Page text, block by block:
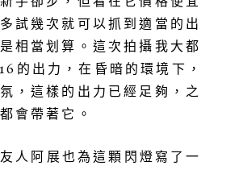
試幾次就可以抓到適當的出
相當划算。這次拍攝我大都
的出力，在昏暗的環境下，
，這樣的出力已經足夠，之
會帶著它。
人阿展也為這顆閃燈寫了一